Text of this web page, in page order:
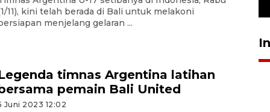
11), kini telah berada di Bali untuk melakoni
menjelang gelaran ...
timnas Argentina latihan
pemain Bali United
Juni 2023 12:02